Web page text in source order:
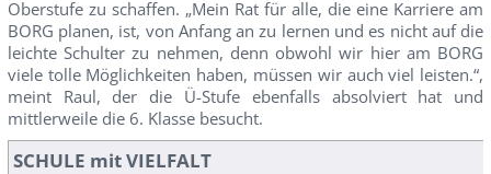
Oberstufe zu schaffen. „Mein Rat für alle, die eine Karriere am
BORG planen, ist, von Anfang an zu lernen und es nicht auf die
leichte Schulter zu nehmen, denn obwohl wir hier am BORG
viele tolle Möglichkeiten haben, müssen wir auch viel leisten.“,
meint Raul, der die Ü-Stufe ebenfalls absolviert hat und
mittlerweile die 6. Klasse besucht.
SCHULE mit VIELFALT